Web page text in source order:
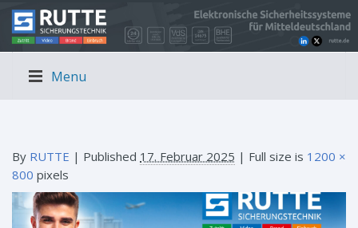
Menu
By RUTTE | Published 17. Februar 2025 | Full size is 1200 ×
800 pixels